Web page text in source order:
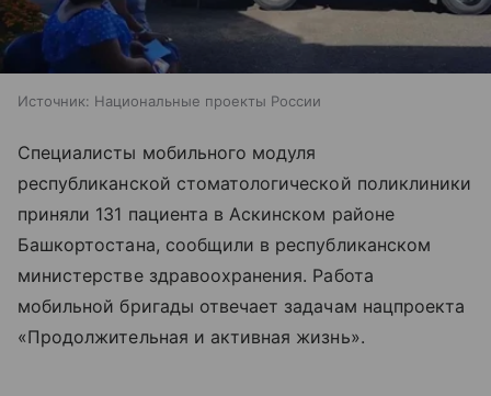
Источник: Национальные проекты России
Специалисты мобильного модуля
республиканской стоматологической поликлиники
приняли 131 пациента в Аскинском районе
Башкортостана, сообщили в республиканском
министерстве здравоохранения. Работа
мобильной бригады отвечает задачам нацпроекта
«Продолжительная и активная жизнь».